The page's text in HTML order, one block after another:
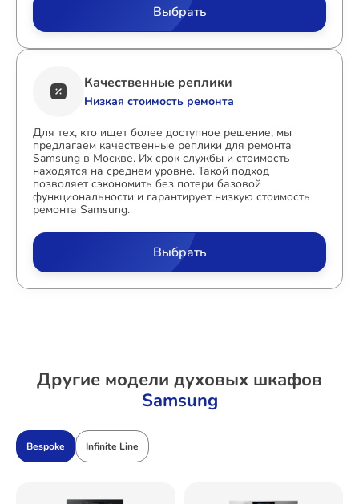
Выбрать
Качественные реплики
Низкая стоимость ремонта
Для тех, кто ищет более доступное решение, мы
предлагаем качественные реплики для ремонта
Samsung в Москве. Их срок службы и стоимость
находятся на среднем уровне. Такой подход
позволяет сэкономить без потери базовой
функциональности и гарантирует низкую стоимость
ремонта Samsung.
Выбрать
Другие модели духовых шкафов
Samsung
Bespoke Infinite Line